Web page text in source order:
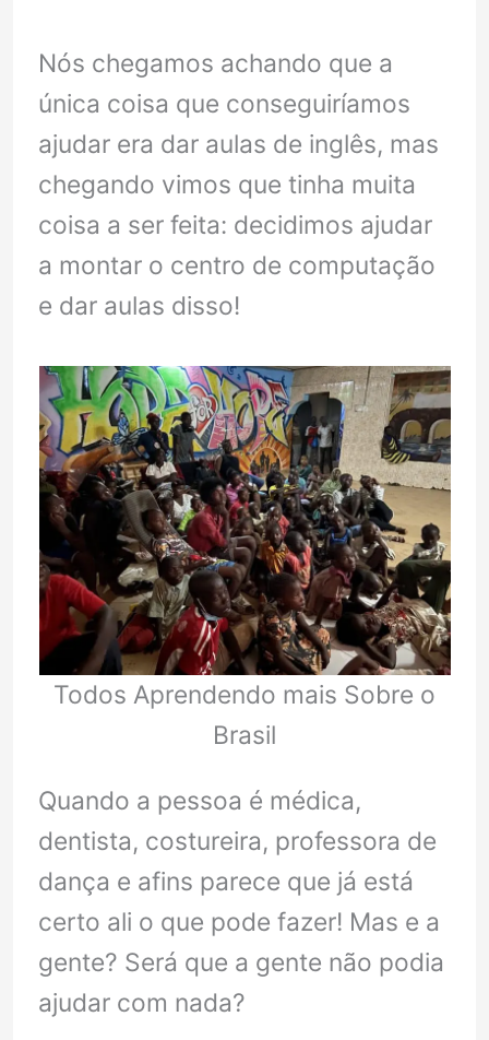
Nós chegamos achando que a
única coisa que conseguiríamos
ajudar era dar aulas de inglês, mas
chegando vimos que tinha muita
coisa a ser feita: decidimos ajudar
a montar o centro de computação
e dar aulas disso!
Todos Aprendendo mais Sobre o
Brasil
Quando a pessoa é médica,
dentista, costureira, professora de
dança e afins parece que já está
certo ali o que pode fazer! Mas e a
gente? Será que a gente não podia
ajudar com nada?